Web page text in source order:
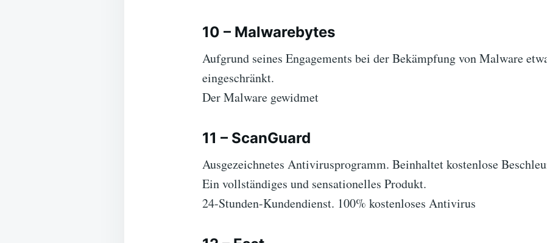
10 – Malwarebytes
Aufgrund seines Engagements bei der Bekämpfung von Malware
eingeschränkt.
Der Malware gewidmet
11 – ScanGuard
Ausgezeichnetes Antivirusprogramm. Beinhaltet kostenlose
Ein vollständiges und sensationelles Produkt.
24-Stunden-Kundendienst. 100% kostenloses Antivirus